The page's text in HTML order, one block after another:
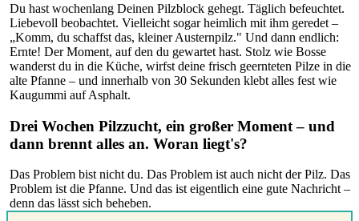
Du hast wochenlang Deinen Pilzblock gehegt. Täglich befeuchtet.
Liebevoll beobachtet. Vielleicht sogar heimlich mit ihm geredet –
„Komm, du schaffst das, kleiner Austernpilz." Und dann endlich:
Ernte! Der Moment, auf den du gewartet hast. Stolz wie Bosse
wanderst du in die Küche, wirfst deine frisch geernteten Pilze in die
alte Pfanne – und innerhalb von 30 Sekunden klebt alles fest wie
Kaugummi auf Asphalt.
Drei Wochen Pilzzucht, ein großer Moment – und
dann brennt alles an. Woran liegt's?
Das Problem bist nicht du. Das Problem ist auch nicht der Pilz. Das
Problem ist die Pfanne. Und das ist eigentlich eine gute Nachricht –
denn das lässt sich beheben.